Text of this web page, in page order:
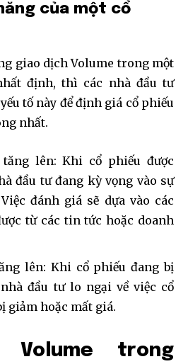
of
and be part of the
your email address on our website
below. Don't worry, we respect
your inbox. Your information is
SUBSCRIBE
của một cổ
giao dịch Volume trong một
định, thì các nhà đầu tư
tố này để định giá cổ phiếu
nhất.
lên: Khi cổ phiếu được
đầu tư đang kỳ vọng vào sự
đánh giá sẽ dựa vào các
từ các tin tức hoặc doanh
lên: Khi cổ phiếu đang bị
đầu tư lo ngại về việc cổ
giảm hoặc mất giá.
Volume trong